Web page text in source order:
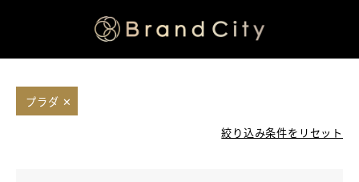
プラダ ✕
絞り込み条件をリセット